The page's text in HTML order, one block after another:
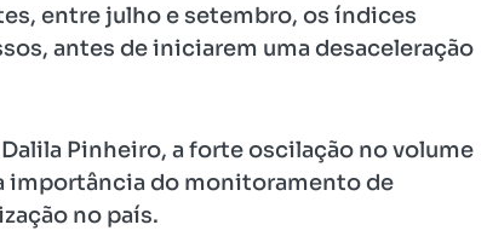
entre julho e setembro, os índices
antes de iniciarem uma desaceleração
Pinheiro, a forte oscilação no volume
importância do monitoramento de
no país.